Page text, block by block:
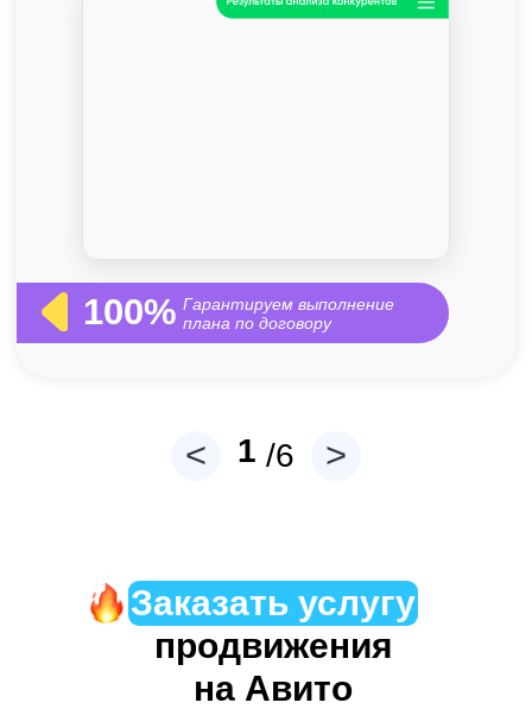
Заказать услугу
продвижения
на Авито